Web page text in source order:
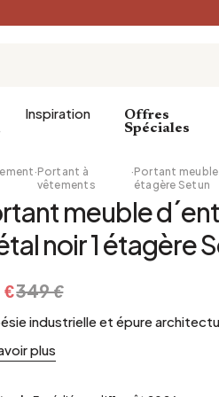
salle de bains
Entrée
Salle à
Jardin
Inspiration
Petit
Brunch
Offres
Spéciales
·Portant à
vêtements
·Portant meuble
étagère Setun
meuble
noir 1 étagère
€349 €
industrielle et épure
plus